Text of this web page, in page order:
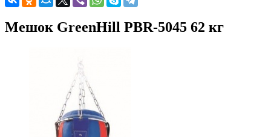
Мешок GreenHill PBR-5045 62 кг